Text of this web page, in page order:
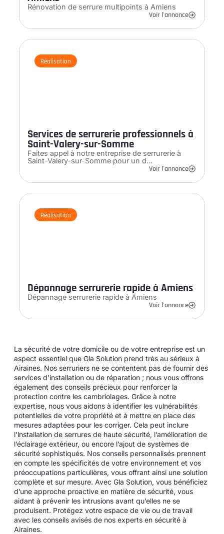
Rénovation de serrure multipoints à Amiens
Voir l'annonce
Réalisation
Services de serrurerie professionnels à
Saint-Valery-sur-Somme
Faites appel à notre entreprise de serrurerie à
Saint-Valery-sur-Somme pour un d…
Voir l'annonce
Réalisation
Dépannage serrurerie rapide à Amiens
Dépannage serrurerie rapide à Amiens
Voir l'annonce
La sécurité de votre domicile ou de votre entreprise est un
aspect essentiel que Gla Solution prend très au sérieux à
Airaines. Nos serruriers ne se contentent pas de fournir des
services d’installation ou de réparation ; nous vous offrons
également des conseils précieux pour renforcer la
protection contre les cambriolages. Grâce à notre
expertise, nous vous aidons à identifier les vulnérabilités
potentielles de votre propriété et à mettre en place des
mesures adaptées pour les corriger. Cela peut inclure
l’installation de serrures de haute sécurité, l’amélioration de
l’éclairage extérieur, ou encore l’ajout de systèmes de
sécurité sophistiqués. Nos conseils personnalisés prennent
en compte les spécificités de votre environnement et vos
préoccupations particulières, vous offrant ainsi une solution
complète et sur mesure. Avec Gla Solution, vous bénéficiez
d’une approche proactive en matière de sécurité, vous
aidant à prévenir les intrusions avant qu’elles ne se
produisent. Protégez votre espace de vie ou de travail
avec les conseils avisés de nos experts en sécurité à
Airaines.